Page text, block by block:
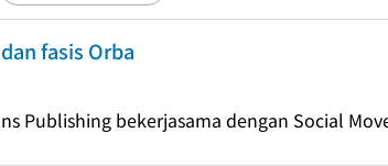
fasis Orba
Publishing bekerjasama dengan Social